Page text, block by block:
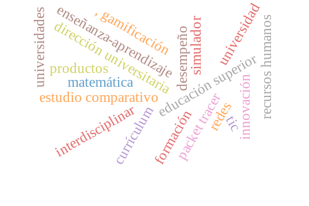
desempeño
educación superior
formación
dirección universitaria
estudio comparativo recursos humanos
simulador
packet tracer
redestic
enseñanza-aprendizaje
matemática
universidad
interdisciplinar
productos
currículum
, gamificación
innovación
universidades